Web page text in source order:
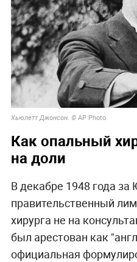
Хьюлетт Джонсон. © AP Photo
Как опальный
на доли
В декабре 1948 года
правительственный
хирурга не на
был арестован как
официальная